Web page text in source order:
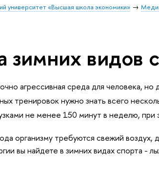
университет «Высшая школа экономики»
зимних видов
агрессивная среда для человека,
тренировок нужно знать всего
не менее 150 минут в неделю,
организму требуются свежий
вы найдете в зимних видах спорта -